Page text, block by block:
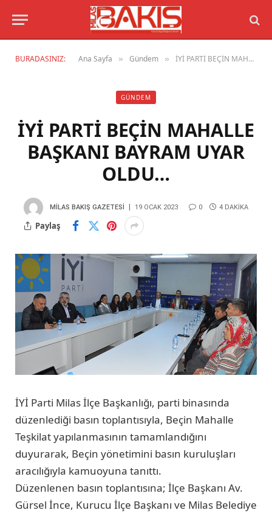
BURADASINIZ: Ana Sayfa » Gündem » İYİ PARTİ BEÇİN MAHALLE BAŞKANI BAYRAM UYAR OLDU…
GÜNDEM
İYİ PARTİ BEÇİN MAHALLE
BAŞKANI BAYRAM UYAR
OLDU…
MILAS BAKIŞ GAZETESI 19 OCAK 2023 0 4 DAKIKA
Paylaş
İYİ Parti Milas İlçe Başkanlığı, parti binasında
düzenlediği basın toplantısıyla, Beçin Mahalle
Teşkilat yapılanmasının tamamlandığını
duyurarak, Beçin yönetimini basın kuruluşları
aracılığıyla kamuoyuna tanıttı.
Düzenlenen basın toplantısına; İlçe Başkanı Av.
Gürsel İnce, Kurucu İlçe Başkanı ve Milas Belediye